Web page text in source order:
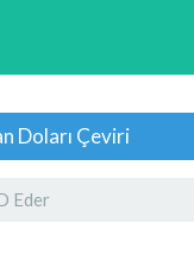
Doları Çeviri
Eder